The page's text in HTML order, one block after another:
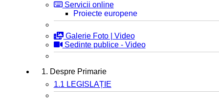
Servicii online
Proiecte europene
Galerie Foto | Video
Sedinte publice - Video
1. Despre Primarie
1.1 LEGISLAȚIE